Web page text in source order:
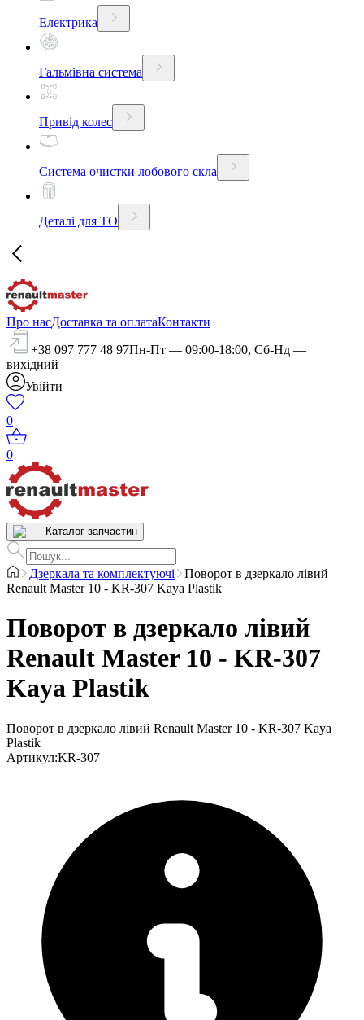
Електрика
Гальмівна система
Привід колес
Система очистки лобового скла
Деталі для ТО
Про насДоставка та оплатаКонтакти
+38 097 777 48 97Пн-Пт — 09:00-18:00, Сб-Нд —
вихідний
Увійти
0
0
Каталог запчастин
Дзеркала та комплектуючі
Поворот в дзеркало лівий
Renault Master 10 - KR-307 Kaya Plastik
Поворот в дзеркало лівий
Renault Master 10 - KR-307
Kaya Plastik
Поворот в дзеркало лівий Renault Master 10 - KR-307 Kaya
Plastik
Артикул:KR-307